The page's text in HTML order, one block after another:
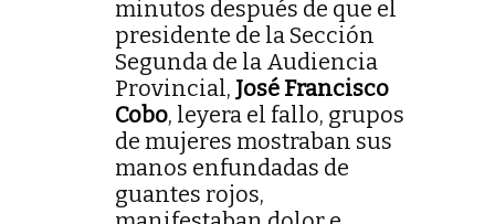
minutos después de que el
presidente de la Sección
Segunda de la Audiencia
Provincial, José Francisco
Cobo, leyera el fallo, grupos
de mujeres mostraban sus
manos enfundadas de
guantes rojos,